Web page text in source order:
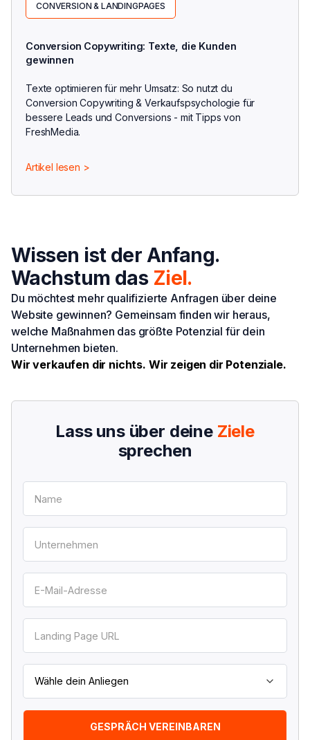
CONVERSION & LANDINGPAGES
Conversion Copywriting: Texte, die Kunden
gewinnen
Texte optimieren für mehr Umsatz: So nutzt du
Conversion Copywriting & Verkaufspsychologie für
bessere Leads und Conversions - mit Tipps von
FreshMedia.
Artikel lesen >
Wissen ist der Anfang.
Wachstum das Ziel.
Du möchtest mehr qualifizierte Anfragen über deine
Website gewinnen? Gemeinsam finden wir heraus,
welche Maßnahmen das größte Potenzial für dein
Unternehmen bieten.
Wir verkaufen dir nichts. Wir zeigen dir Potenziale.
Lass uns über deine Ziele
sprechen